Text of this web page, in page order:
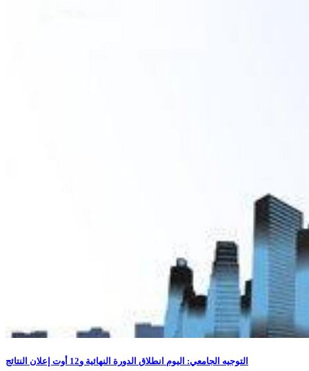
التوجيه الجامعي: اليوم انطلاق الدورة النهائية و12 أوت إعلان النتائج